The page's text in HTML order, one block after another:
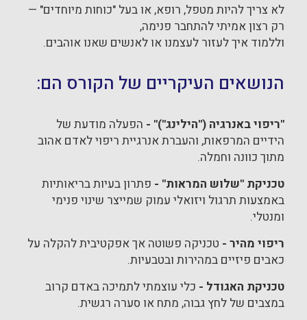
לא צריך להיות מטפל, רופא, או בעל "כוחות מיוחדים" —
רק רצון אמיתי להתחבר פנימה,
וללמוד איך לעזור לעצמנו או לאנשים שאנו אוהבים.
הנושאים העיקריים של הקורס הם:
"ריפוי באנרגיה ("הילינג")" - הפעלה מודעת של
הידיים המרפאות, והעברת אנרגיית ריפוי לאדם אהוב
מתוך כוונה וחמלה.
טכניקת "שלוש המראות" - פתרון בעיות בריאותיות
באמצעות תרגול ויזואלי עמוק שמייצר שינוי פנימי
ומנטלי.
ריפוי מהיר - טכניקה פשוטה אך אפקטיבית להקלה על
כאבים פיזיים במהירות ובטבעיות.
טכניקת האגודל - כלי עוצמתי לתמיכה באדם קרוב
במצבים של לחץ גבוה, מתח או סערה רגשית.